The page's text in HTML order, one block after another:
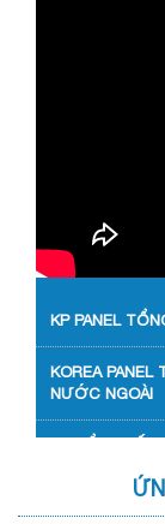
KP PANEL
KOREA
NƯỚC NGOÀI
CHÍNH SÁCH